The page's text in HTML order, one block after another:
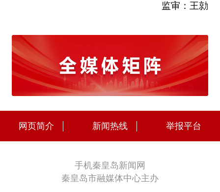
监审：王勍
网页简介 新闻热线 举报平台
手机秦皇岛新闻网
秦皇岛市融媒体中心主办